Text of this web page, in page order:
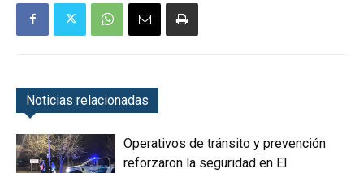
Noticias relacionadas
Operativos de tránsito y prevención
reforzaron la seguridad en El